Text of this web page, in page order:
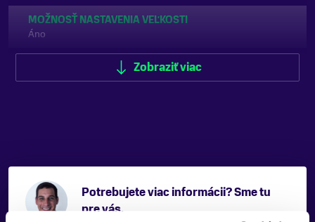
MOŽNOSŤ NASTAVENIA VEĽKOSTI
Áno
ZNAČKA
Blizzard
Zobraziť viac
Potrebujete viac informácii? Sme tu
pre vás.